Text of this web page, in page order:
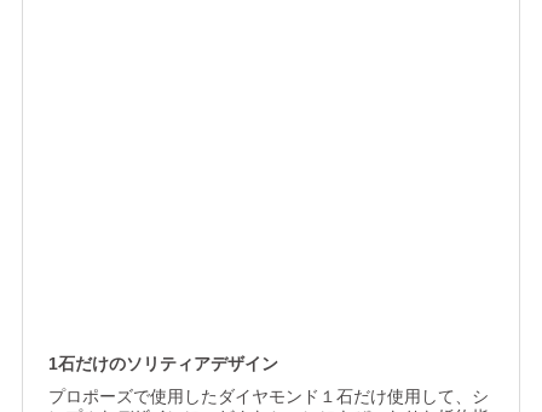
1石だけのソリティアデザイン
プロポーズで使用したダイヤモンド１石だけ使用して、シ